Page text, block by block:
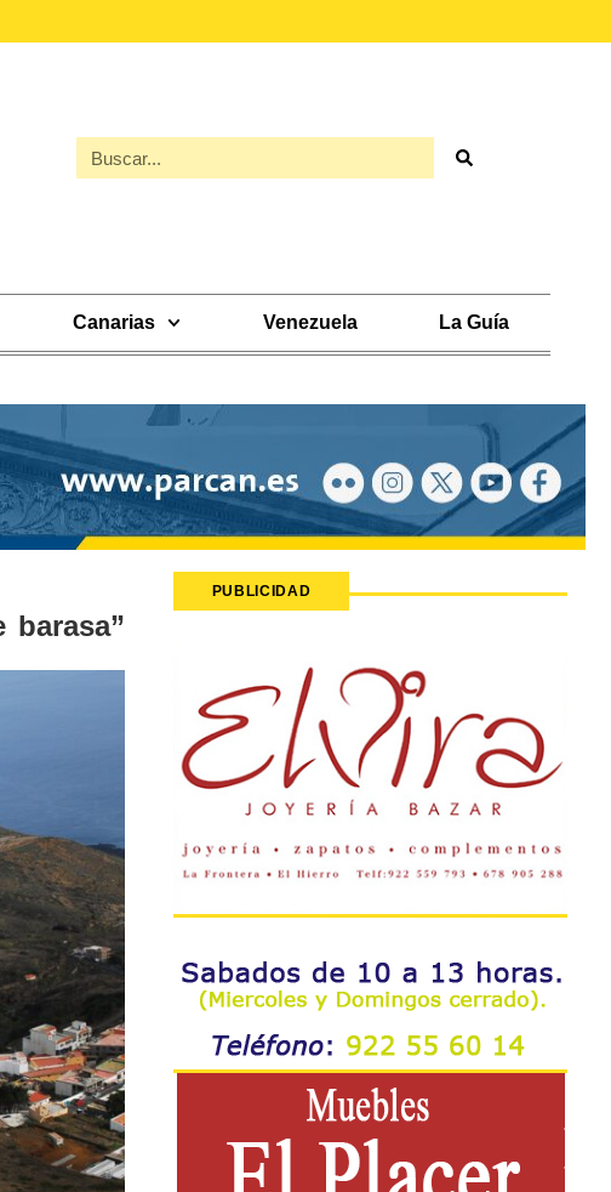
Canarias Venezuela La Guía
PUBLICIDAD